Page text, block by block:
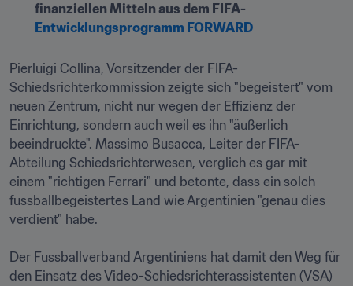
finanziellen Mitteln aus dem FIFA-
Entwicklungsprogramm FORWARD
Pierluigi Collina, Vorsitzender der FIFA-
Schiedsrichterkommission zeigte sich "begeistert" vom
neuen Zentrum, nicht nur wegen der Effizienz der
Einrichtung, sondern auch weil es ihn "äußerlich
beeindruckte". Massimo Busacca, Leiter der FIFA-
Abteilung Schiedsrichterwesen, verglich es gar mit
einem "richtigen Ferrari" und betonte, dass ein solch
fussballbegeistertes Land wie Argentinien "genau dies
verdient" habe.
Der Fussballverband Argentiniens hat damit den Weg für
den Einsatz des Video-Schiedsrichterassistenten (VSA)